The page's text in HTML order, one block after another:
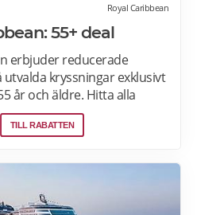
Royal Caribbean
55+ deal
erbjuder reducerade
kryssningar exklusivt
år och äldre. Hitta alla
kryssningar med
TILL RABATTEN